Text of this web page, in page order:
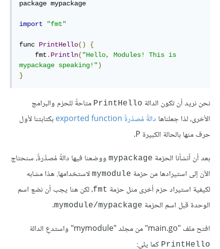
package mypackage
import "fmt"
func PrintHello()
{
    fmt
. Println( "Hello, Modules! This is
mypackage speaking!")
}
نحن نريد أن تكون الدالة PrintHello متاحةً للحزم والبرامج
الأخرى، لذا جعلناها دالةً مُصدّرةً exported function
بكتابتنا لأول
حرف منها بالحالة الكبيرة P.
بعد أن أنشأنا الحزمة mypackage ووضعنا فيها دالةً مُصدَّرةً، سنحتاج
الآن إلى استيرادها من حزمة mymodule لاستخدامها. هذا مشابه
لكيفية استيراد حزم أخرى مثل حزمة fmt، لكن هنا يجب أن نضع اسم
الوحدة قبل اسم الحزمة mymodule/mypackage
.
افتح ملف "main.go" من مجلد "mymodule" واستدعِ الدالة
PrintHello كما يلي: